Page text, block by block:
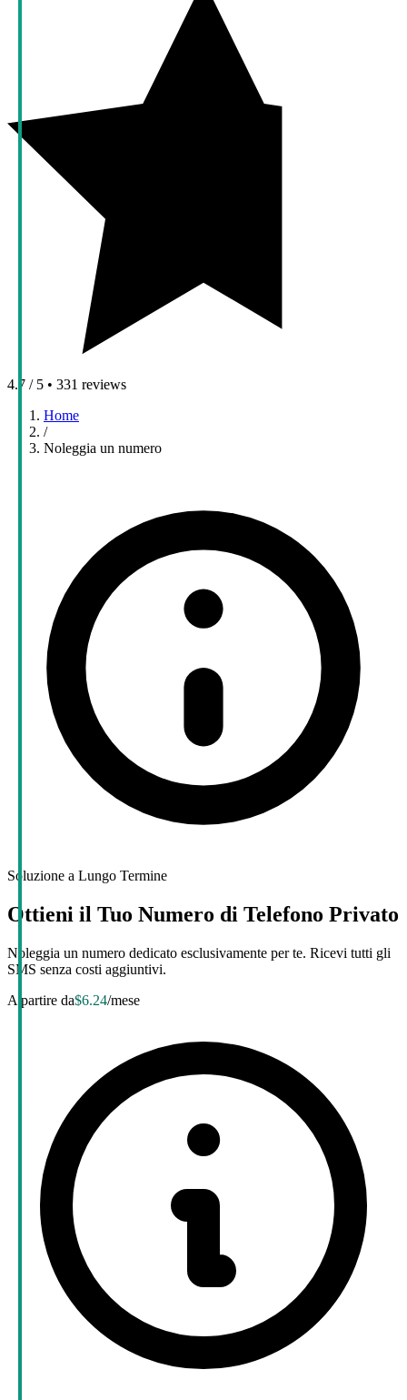
4.7 / 5 • 331 reviews
Home
/
Noleggia un numero
Soluzione a Lungo Termine
Ottieni il Tuo Numero di Telefono Privato
Noleggia un numero dedicato esclusivamente per te. Ricevi tutti gli
SMS senza costi aggiuntivi.
A partire da$6.24/mese